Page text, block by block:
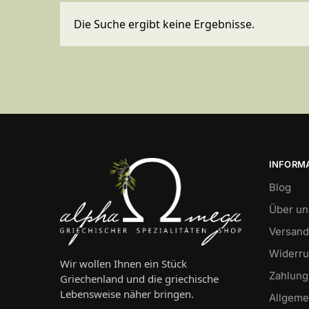
Die Suche ergibt keine Ergebnisse.
Wir wollen Ihnen ein Stück
Griechenland und die griechische
Lebensweise näher bringen.
Blog
Über